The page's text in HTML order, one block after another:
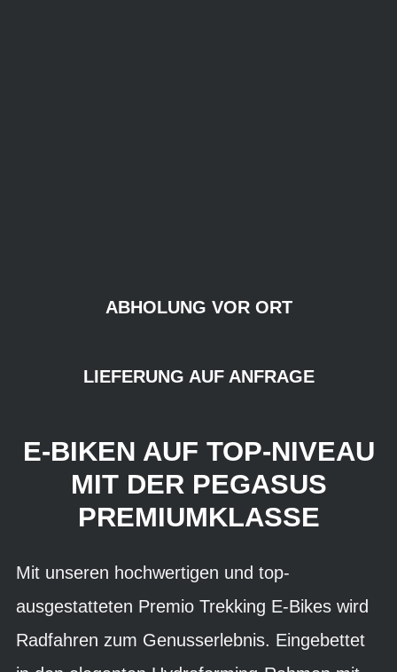
ABHOLUNG VOR ORT
LIEFERUNG AUF ANFRAGE
E-BIKEN AUF TOP-NIVEAU
MIT DER PEGASUS
PREMIUMKLASSE
Mit unseren hochwertigen und top-
ausgestatteten Premio Trekking E-Bikes wird
Radfahren zum Genusserlebnis. Eingebettet